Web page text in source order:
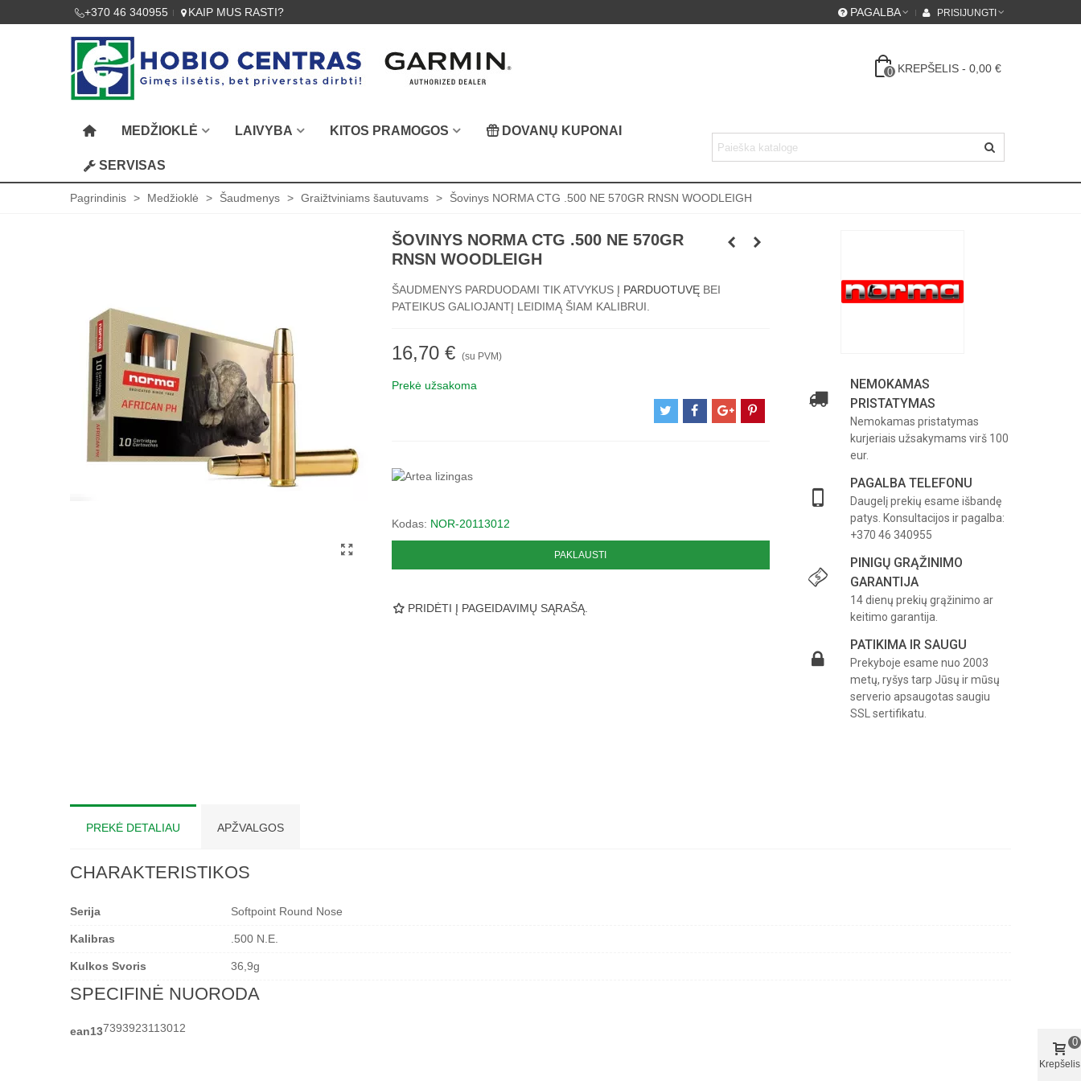
+370 46 340955 KAIP MUS RASTI? PAGALBA PRISIJUNGTI
0 KREPŠELIS - 0,00 €
MEDŽIOKLĖ LAIVYBA KITOS PRAMOGOS DOVANŲ KUPONAI
SERVISAS
Pagrindinis > Medžioklė > Šaudmenys > Graižtviniams šautuvams > Šovinys NORMA CTG .500 NE 570GR RNSN WOODLEIGH
ŠOVINYS NORMA CTG .500 NE 570GR
RNSN WOODLEIGH
ŠAUDMENYS PARDUODAMI TIK ATVYKUS Į PARDUOTUVĘBEI
PATEIKUS GALIOJANTĮ LEIDIMĄ ŠIAM KALIBRUI.
16,70 € (su PVM)
Prekė užsakoma
Kodas: NOR-20113012
PAKLAUSTI
PRIDĖTI Į PAGEIDAVIMŲ SĄRAŠĄ.
NEMOKAMAS
PRISTATYMAS
Nemokamas pristatymas
kurjeriais užsakymams virš 100
eur.
PAGALBA TELEFONU
Daugelį prekių esame išbandę
patys. Konsultacijos ir pagalba:
+370 46 340955
PINIGŲ GRĄŽINIMO
GARANTIJA
14 dienų prekių grąžinimo ar
keitimo garantija.
PATIKIMA IR SAUGU
Prekyboje esame nuo 2003
metų, ryšys tarp Jūsų ir mūsų
serverio apsaugotas saugiu
SSL sertifikatu.
PREKĖ DETALIAU APŽVALGOS
CHARAKTERISTIKOS
Serija Softpoint Round Nose
Kalibras .500 N.E.
Kulkos Svoris 36,9g
SPECIFINĖ NUORODA
ean137393923113012
Krepšelis
0